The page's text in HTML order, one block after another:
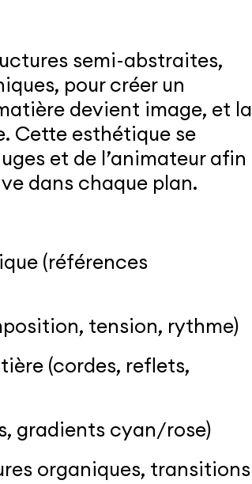
semi-abstraites,
pour créer un
devient image, et la
Cette esthétique se
et de l’animateur afin
dans chaque plan.
(références
tension, rythme)
(cordes, reflets,
gradients cyan/rose)
organiques, transitions